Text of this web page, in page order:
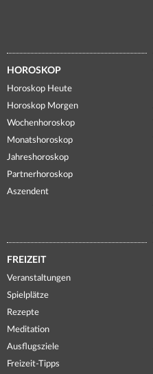
HOROSKOP
Horoskop Heute
Horoskop Morgen
Wochenhoroskop
Monatshoroskop
Jahreshoroskop
Partnerhoroskop
Aszendent
FREIZEIT
Veranstaltungen
Spielplätze
Rezepte
Meditation
Ausflugsziele
Freizeit-Tipps